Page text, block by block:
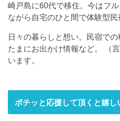
崎戸島に60代で移住。今はフ
ながら自宅のひと間で体験型民
日々の暮らしと想い。民宿での
たまにお出かけ情報など。 （
います。
ポチッと応援して頂くと嬉し